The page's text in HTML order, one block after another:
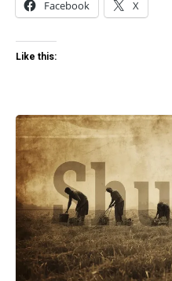
Facebook X
Like this: